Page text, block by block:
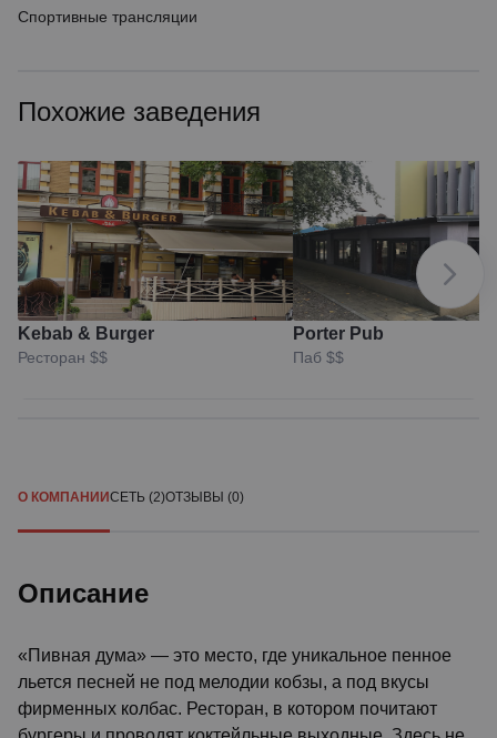
Спортивные трансляции
Похожие заведения
Kebab & Burger
Ресторан $$
Porter Pub
Паб $$
О КОМПАНИИСЕТЬ (2)ОТЗЫВЫ (0)
Описание
«Пивная дума» — это место, где уникальное пенное
льется песней не под мелодии кобзы, а под вкусы
фирменных колбас. Ресторан, в котором почитают